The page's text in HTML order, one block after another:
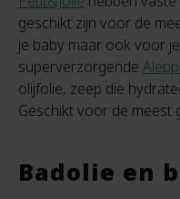
geschikt zijn voor de
je baby maar ook voor
superverzorgende
olijfolie, zeep die
Geschikt voor de meest
Badolie en